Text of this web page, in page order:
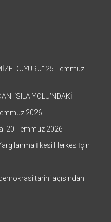
DUYURU” 25 Temmuz
‘SILA YOLU’NDAKİ
2026
20 Temmuz 2026
İlkesi Herkes İçin
tarihi açısından